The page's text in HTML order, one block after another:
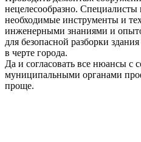
нецелесообразно.
необходимые инструменты и
инженерными знаниями и
для безопасной разборки
в черте города.
Да и согласовать все нюансы с
муниципальными органами
проще.